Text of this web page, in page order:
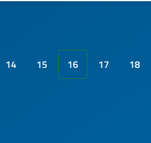
14 15 16 17 18